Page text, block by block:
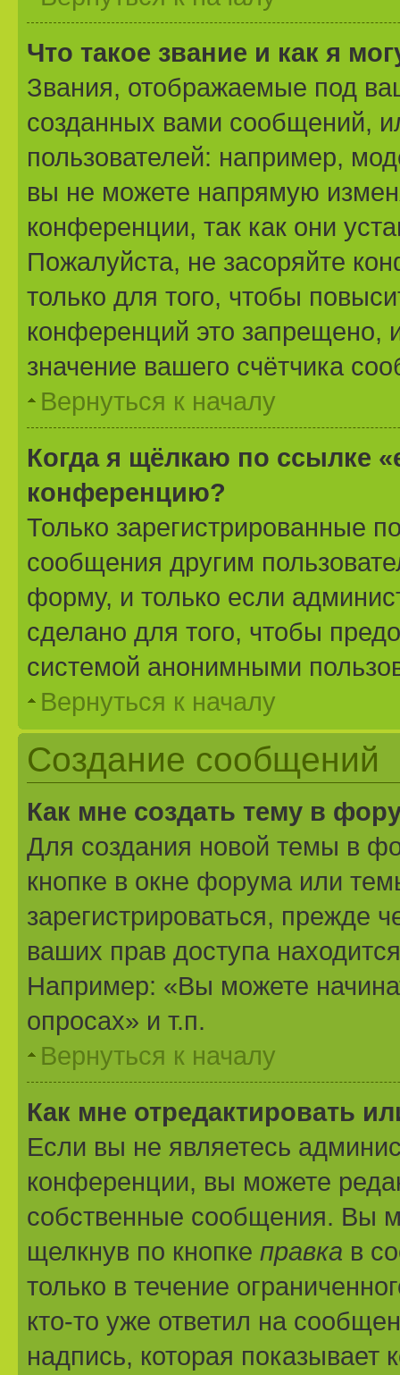
Что такое звание и как я
Звания, отображаемые под
созданных вами сообщений,
пользователей: например,
вы не можете напрямую
конференции, так как они
Пожалуйста, не засоряйте
только для того, чтобы
конференций это запрещено,
значение вашего счётчика
Вернуться к началу
Когда я щёлкаю по ссылке
конференцию?
Только зарегистрированные
сообщения другим
форму, и только если
сделано для того, чтобы
системой анонимными
Вернуться к началу
Создание сообщений
Как мне создать тему в
Для создания новой темы в
кнопке в окне форума или
зарегистрироваться, прежде
ваших прав доступа
Например: «Вы можете
опросах» и т.п.
Вернуться к началу
Как мне отредактировать
Если вы не являетесь
конференции, вы можете
собственные сообщения. Вы
щелкнув по кнопке правка в
только в течение
кто-то уже ответил на
надпись, которая показывает